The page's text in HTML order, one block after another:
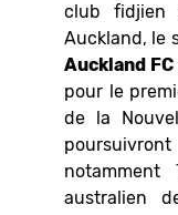
club fidjien
Auckland, le
Auckland FC
pour le
de la
australien